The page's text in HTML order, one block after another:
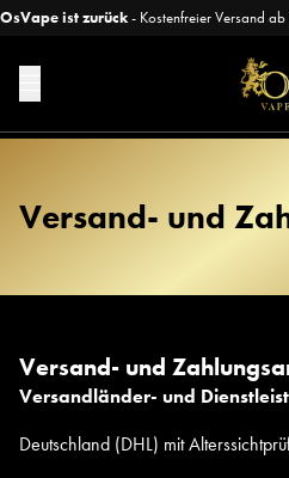
OsVape ist zurück- Kostenfreier Versand
Versand- und
Versand- und
Versandländer- und
Deutschland (DHL) mit